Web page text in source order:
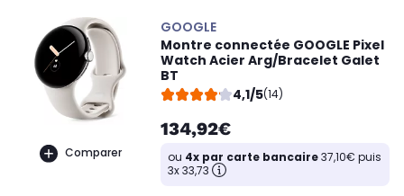
Comparer
GOOGLE
Montre connectée GOOGLE Pixel
Watch Acier Arg/Bracelet Galet
BT
4,1/5(14)
134,92€
ou 4x par carte bancaire37,10€ puis
3x 33,73